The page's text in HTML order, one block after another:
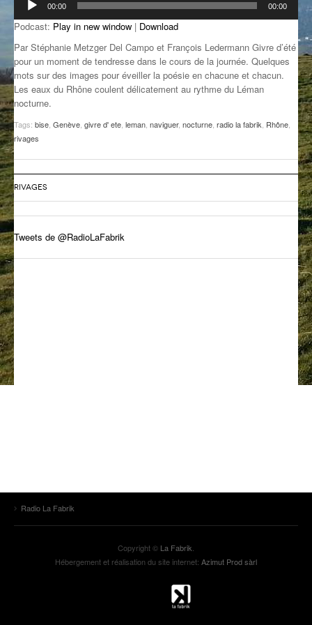
IL ÉTAIT UNE FOIS
L’ASTUCE DE LA PORTE EN BOIS
LA MINUTE LITTÉRAIRE
LA SOUTERRAINE
NOS ANCIENS
SONORIK
audio
00:00 00:00
Podcast: Play in new window | Download
Par Stéphanie Metzger Del Campo et François Ledermann Givre d’été
pour un moment de tendresse dans le cours de la journée. Quelques
mots sur des images pour éveiller la poésie en chacune et chacun.
Les eaux du Rhône coulent délicatement au rythme du Léman
nocturne.
Tags: bise Genève givre d' ete leman naviguer, nocturne radio la fabrik Rhône
rivages
RIVAGES
Tweets de @RadioLaFabrik
Radio La Fabrik
Copyright © La Fabrik
Hébergement et réalisation du site internet: Azimut Prod sàrl